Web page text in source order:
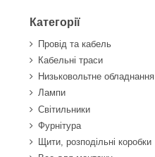
Категорії
Провід та кабель
Кабельні траси
Низьковольтне обладнання
Лампи
Світильники
Фурнітура
Щити, розподільні коробки